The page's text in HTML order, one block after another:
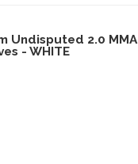
Undisputed 2.0 MMA
- WHITE